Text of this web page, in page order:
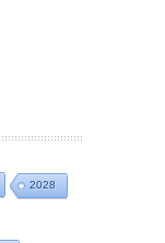
2028